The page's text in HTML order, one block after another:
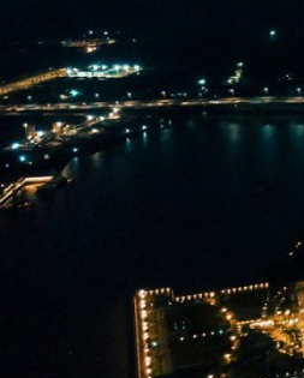
medio en
con la
es
eficaz
por lo